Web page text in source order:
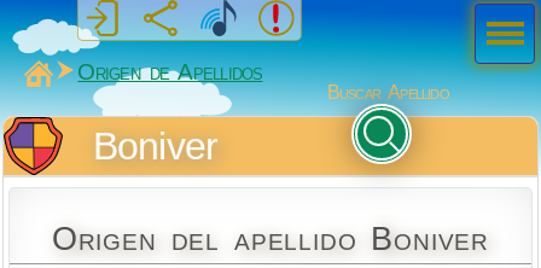
MiSabueso
Origen de Apellidos
Buscar Apellido
Boniver
Origen del apellido Boniver
Men
ú